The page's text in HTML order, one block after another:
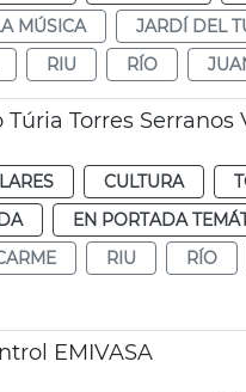
MÚSICA JARDÍ DEL
RIU RÍO
Torres Serranos
CULTURA
EN PORTADA
RIU RÍO
EMIVASA